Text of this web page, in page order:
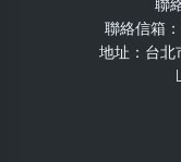
聯
聯絡信箱：
地址：台北